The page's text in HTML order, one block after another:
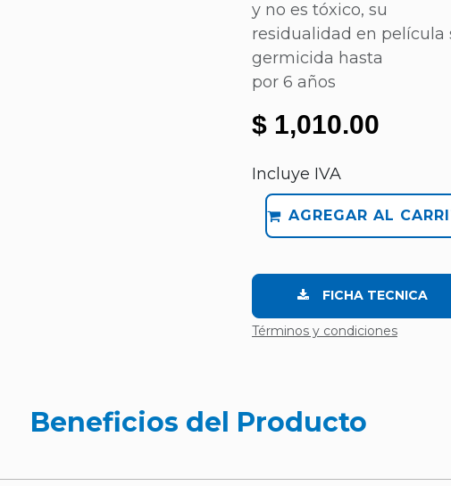
y no es tóxico, su
residualidad en película
germicida hasta
por 6 años
$ 1,010.00
Incluye IVA
AGREGAR AL
FICHA TECNICA
Términos y condiciones
Beneficios del Producto